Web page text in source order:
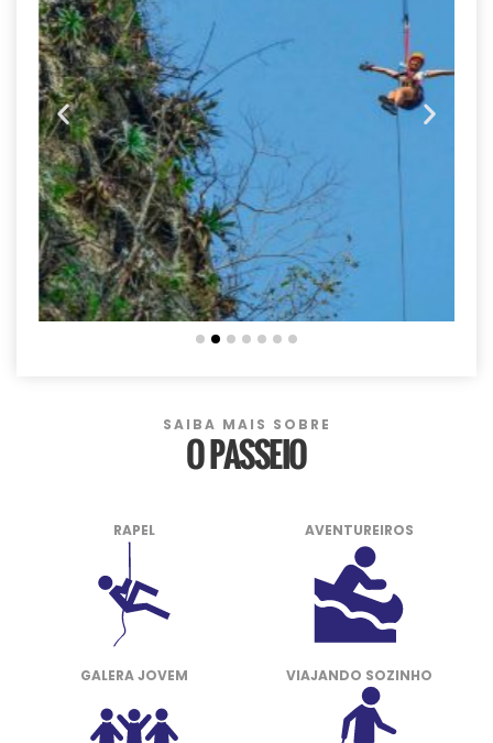
SAIBA MAIS SOBRE
O PASSEIO
RAPEL AVENTUREIROS
GALERA JOVEM VIAJANDO SOZINHO